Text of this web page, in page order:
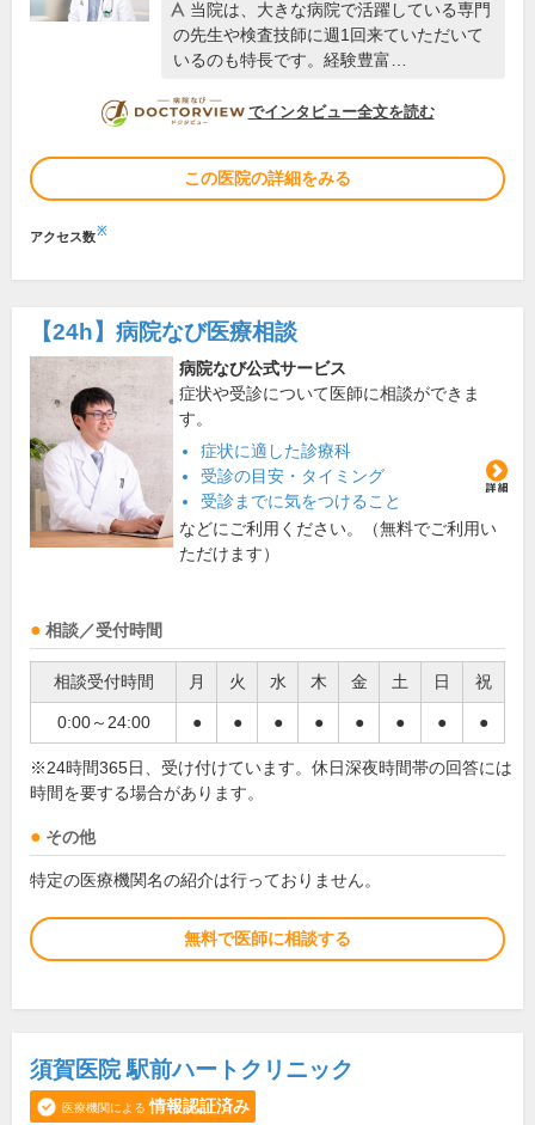
当院は、大きな病院で活躍している専門
の先生や検査技師に週1回来ていただいて
いるのも特長です。経験豊富…
DOCTORVIEW
でインタビュー全文を読む
この医院の詳細をみる
アクセス数※
【24h】 病院なび医療相談
病院なび公式サービス
症状や受診について医師に相談ができま
す。
症状に適した診療科
受診の目安・タイミング
受診までに気をつけること
などにご利用ください。（無料でご利用い
ただけます）
相談／受付時間
相談受付時間 月 火 水 木 金 土 日 祝
0:00～24:00 ● ● ● ● ● ● ● ●
※24時間365日、受け付けています。休日深夜時間帯の回答には
時間を要する場合があります。
その他
特定の医療機関名の紹介は行っておりません。
無料で医師に相談する
須賀医院 駅前ハートクリニック
医療機関による 情報認証済み